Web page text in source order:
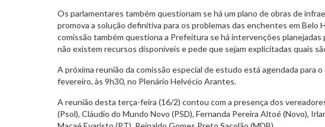
Os parlamentares também questionam se há um plano de obras de
promova a solução definitiva para os problemas das enchentes em Belo
comissão também questiona a Prefeitura se há intervenções planejadas
não existem recursos disponíveis e pede que sejam explicitadas quais
A próxima reunião da comissão especial de estudo está agendada para o
fevereiro, às 9h30, no Plenário Helvécio Arantes.
A reunião desta terça-feira (16/2) contou com a presença dos
(Psol), Cláudio do Mundo Novo (PSD), Fernanda Pereira Altoé (Novo),